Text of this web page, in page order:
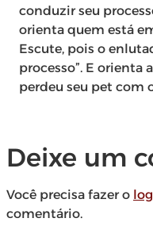
conduzir seu
orienta quem está
Escute, pois o
processo”. E orienta
perdeu seu pet com
Deixe um
Você precisa fazer o
comentário.